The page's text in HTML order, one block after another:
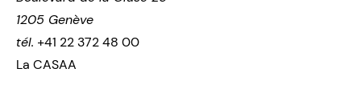
1205 Genève
tél. +41 22 372 48 00
La CASAA